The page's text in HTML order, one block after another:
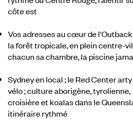
côte est
Vos adresses au cœur de
la forêt tropicale, en plein centre-
chacun sa chambre, la piscine
Sydney en local ; le Red Center
vélo ; culture aborigène, tyrolienne,
croisière et koalas dans le
itinéraire rythmé